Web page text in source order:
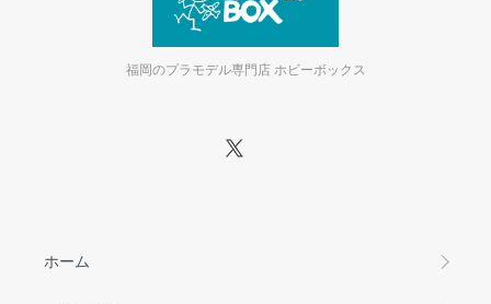
福岡のプラモデル専門店 ホビーボックス
ホーム